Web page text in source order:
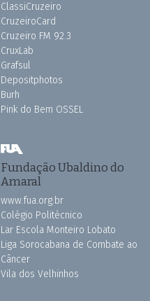
ClassiCruzeiro
CruzeiroCard
Cruzeiro FM 92.3
CruxLab
Grafsul
Depositphotos
Burh
Pink do Bem OSSEL
Fundação Ubaldino do
Amaral
www.fua.org.br
Colégio Politécnico
Lar Escola Monteiro Lobato
Liga Sorocabana de Combate ao
Câncer
Vila dos Velhinhos